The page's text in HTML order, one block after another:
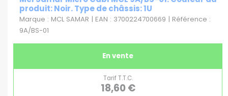
produit: Noir. Type de châssis: 1U
Marque : MCL SAMAR | EAN : 3700224700669 | Référence :
9A/BS-01
En vente
Tarif T.T.C.
18,60 €